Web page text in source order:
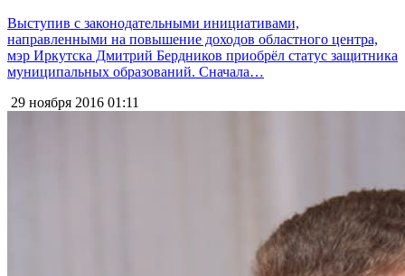
Выступив с законодательными инициативами,
направленными на повышение доходов областного центра,
мэр Иркутска Дмитрий Бердников приобрёл статус защитника
муниципальных образований. Сначала…
29 ноября 2016 01:11